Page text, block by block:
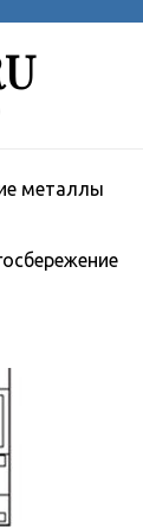
металлы